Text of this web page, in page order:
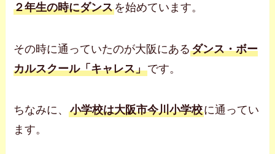
２年生の時にダンスを始めています。
その時に通っていたのが大阪にあるダンス・ボー
カルスクール「キャレス」です。
ちなみに、小学校は大阪市今川小学校に通ってい
ます。